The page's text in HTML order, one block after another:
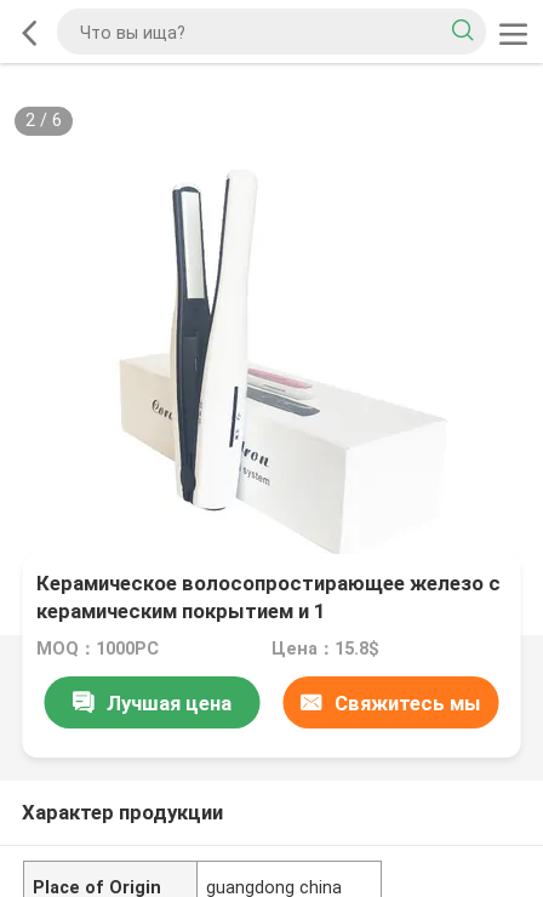
2/ 6
Керамическое волосопростирающее железо с
керамическим покрытием и 1
MOQ：1000PC Цена：15.8$
Лучшая цена Свяжитесь мы
Характер продукции
Place of Origin guangdong china